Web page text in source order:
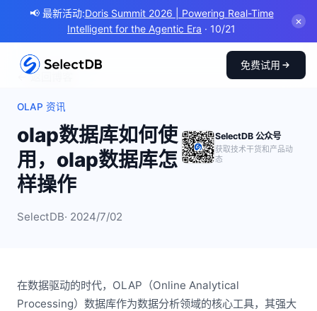
📢 最新活动:Doris Summit 2026 | Powering Real-Time
Intelligent for the Agentic Era · 10/21
✕
免费试用
← 返回博客
OLAP 资讯
olap数据库如何使
用，olap数据库怎
样操作
SelectDB· 2024/7/02
SelectDB 公众号
获取技术干货和产品动
态
在数据驱动的时代，OLAP（Online Analytical
Processing）数据库作为数据分析领域的核心工具，其强大